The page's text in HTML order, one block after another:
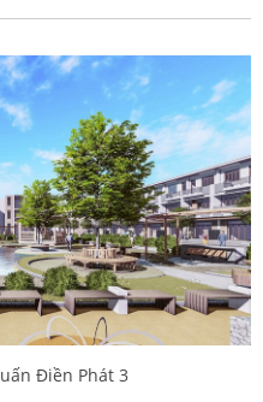
Điền Phát 3